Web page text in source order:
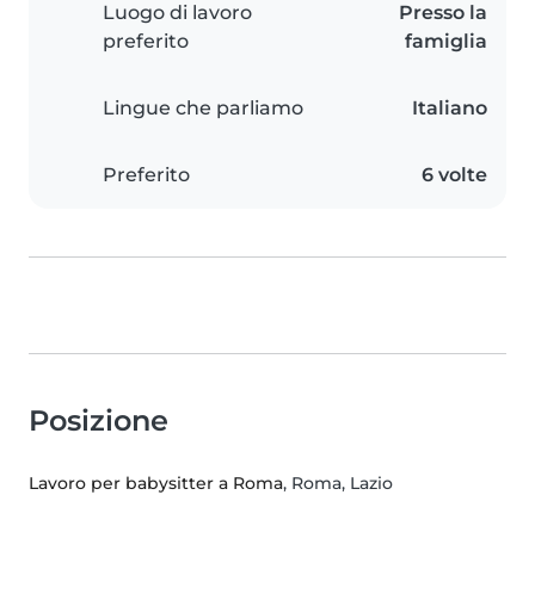
Luogo di lavoro
preferito
Presso la
famiglia
Lingue che parliamo Italiano
Preferito 6 volte
Posizione
Lavoro per babysitter a Roma, Roma, Lazio